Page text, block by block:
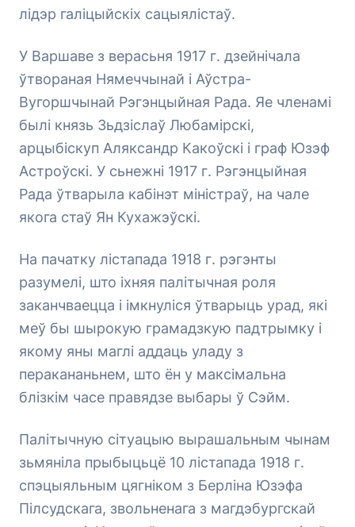
лідэр галіцыйскіх сацыялістаў.
У Варшаве з верасьня 1917 г. дзейнічала
ўтвораная Нямеччынай і Аўстра-
Вугоршчынай Рэгэнцыйная Рада. Яе членамі
былі князь Зьдзіслаў Любамірскі,
арцыбіскуп Аляксандр Какоўскі і граф Юзэф
Астроўскі. У сьнежні 1917 г. Рэгэнцыйная
Рада ўтварыла кабінэт міністраў, на чале
якога стаў Ян Кухажэўскі.
На пачатку лістапада 1918 г. рэгэнты
разумелі, што іхняя палітычная роля
заканчваецца і імкнуліся ўтварыць урад, які
меў бы шырокую грамадзкую падтрымку і
якому яны маглі аддаць уладу з
перакананьнем, што ён у максімальна
блізкім часе правядзе выбары ў Сэйм.
Палітычную сітуацыю вырашальным чынам
зьмяніла прыбыцьцё 10 лістапада 1918 г.
спэцыяльным цягніком з Берліна Юзэфа
Пілсудскага, звольненага з магдэбургскай